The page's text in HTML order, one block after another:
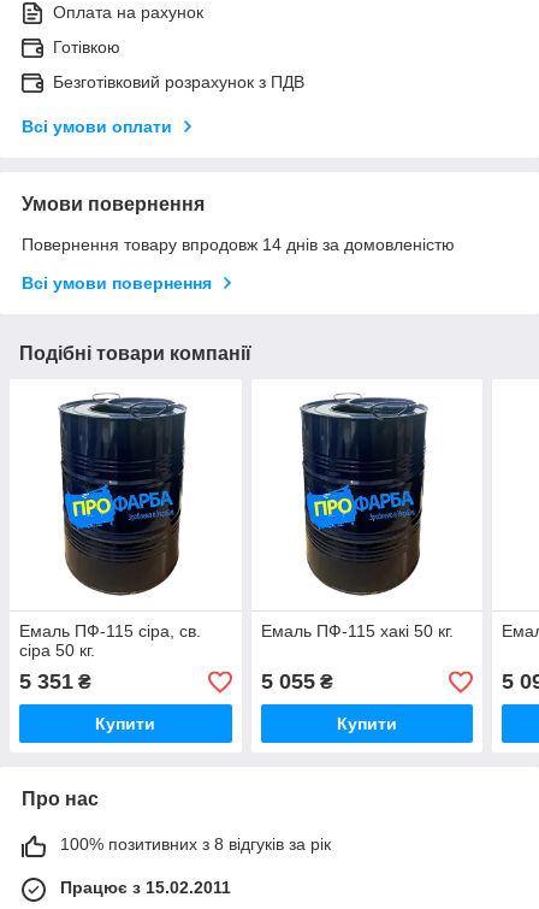
Оплата на рахунок
Готівкою
Безготівковий розрахунок з ПДВ
Всі умови оплати
Умови повернення
Повернення товару впродовж 14 днів за домовленістю
Всі умови повернення
Подібні товари компанії
Емаль ПФ-115 сіра, св.
сіра 50 кг.
5 351 ₴
Купити
Емаль ПФ-115 хакі 50 кг.
5 055₴
Купити
5
Про нас
100% позитивних з 8 відгуків за рік
Працює з 15.02.2011